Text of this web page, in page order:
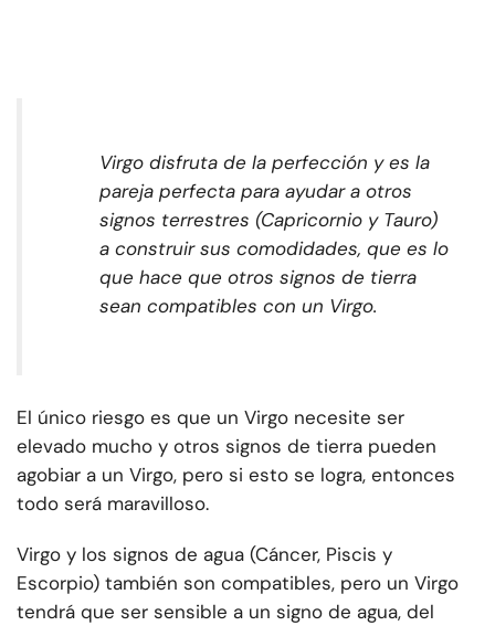
Virgo disfruta de la perfección y es la
pareja perfecta para ayudar a otros
signos terrestres (Capricornio y Tauro)
a construir sus comodidades, que es lo
que hace que otros signos de tierra
sean compatibles con un Virgo.
El único riesgo es que un Virgo necesite ser
elevado mucho y otros signos de tierra pueden
agobiar a un Virgo, pero si esto se logra, entonces
todo será maravilloso.
Virgo y los signos de agua (Cáncer, Piscis y
Escorpio) también son compatibles, pero un Virgo
tendrá que ser sensible a un signo de agua, del